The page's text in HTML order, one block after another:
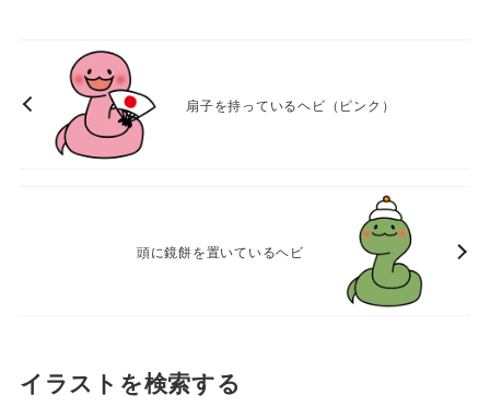
扇子を持っているヘビ（ピンク）
頭に鏡餅を置いているヘビ
イラストを検索する